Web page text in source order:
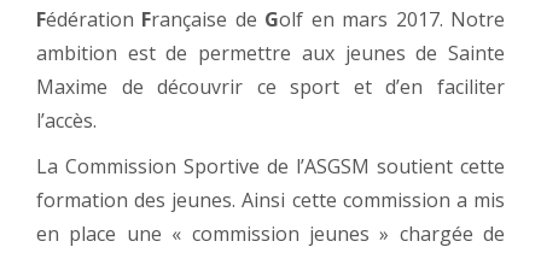
Fédération Française de Golf en mars 2017. Notre
ambition est de permettre aux jeunes de Sainte
Maxime de découvrir ce sport et d’en faciliter
l’accès.
La Commission Sportive de l’ASGSM soutient cette
formation des jeunes. Ainsi cette commission a mis
en place une « commission jeunes » chargée de